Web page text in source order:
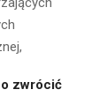
zwrócić